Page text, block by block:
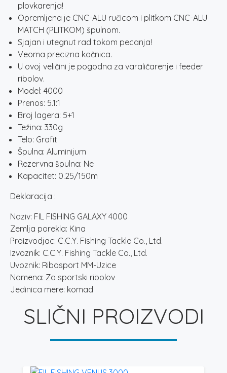
plovkarenja!
Opremljena je CNC-ALU ručicom i plitkom CNC-ALU
MATCH (PLITKOM) špulnom.
Sjajan i utegnut rad tokom pecanja!
Veoma precizna kočnica.
U ovoj veličini je pogodna za varaličarenje i feeder
ribolov.
Model: 4000
Prenos: 5.1:1
Broj lagera: 5+1
Težina: 330g
Telo: Grafit
Špulna: Aluminijum
Rezervna špulna: Ne
Kapacitet: 0.25/150m
Deklaracija :
Naziv: FIL FISHING GALAXY 4000
Zemlja porekla: Kina
Proizvodjac: C.C.Y. Fishing Tackle Co., Ltd.
Izvoznik: C.C.Y. Fishing Tackle Co., Ltd.
Uvoznik: Ribosport MM-Uzice
Namena: Za sportski ribolov
Jedinica mere: komad
SLIČNI PROIZVODI